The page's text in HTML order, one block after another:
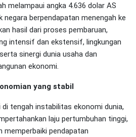
melampaui angka 4.636 dolar AS
berpendapatan menengah ke
hasil dari proses pembaruan,
intensif dan ekstensif, lingkungan
sinergi dunia usaha dan
ekonomi.
yang stabil
tengah instabilitas ekonomi dunia,
laju pertumbuhan tinggi,
memperbaiki pendapatan